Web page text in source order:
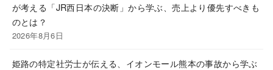
が考える「JR西日本の決断」から学ぶ、売上より優先すべきも
のとは？
2026年8月6日
姫路の特定社労士が伝える、イオンモール熊本の事故から学ぶ